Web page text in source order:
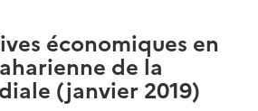
économiques en
de la
(janvier 2019)